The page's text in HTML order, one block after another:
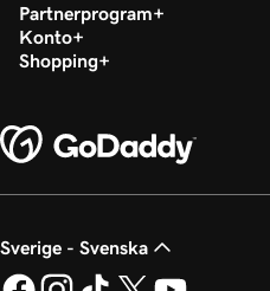
Partnerprogram
Konto
Shopping
Sverige - Svenska